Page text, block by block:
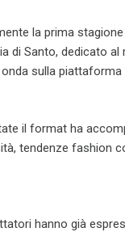
la prima
di Santo, dedicato al
sulla piattaforma
il format ha
tendenze fashion
hanno già